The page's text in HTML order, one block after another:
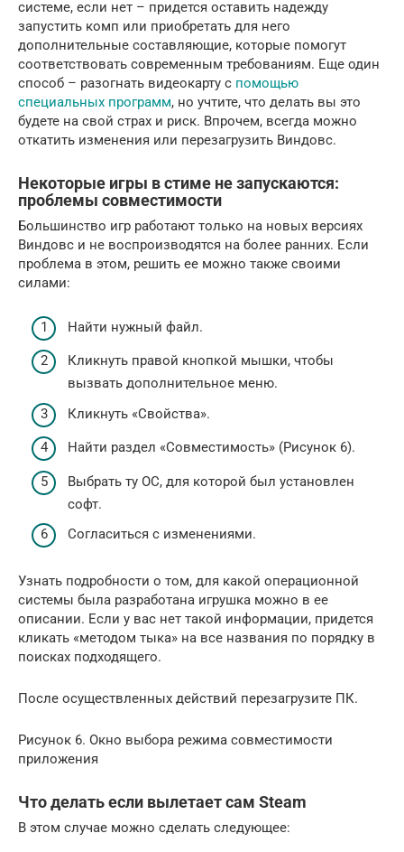
системе, если нет – придется оставить надежду
запустить комп или приобретать для него
дополнительные составляющие, которые помогут
соответствовать современным требованиям. Еще один
способ – разогнать видеокарту с помощью
специальных программ, но учтите, что делать вы это
будете на свой страх и риск. Впрочем, всегда можно
откатить изменения или перезагрузить Виндовс.
Некоторые игры в стиме не запускаются:
проблемы совместимости
Большинство игр работают только на новых версиях
Виндовс и не воспроизводятся на более ранних. Если
проблема в этом, решить ее можно также своими
силами:
Найти нужный файл.
Кликнуть правой кнопкой мышки, чтобы
вызвать дополнительное меню.
Кликнуть «Свойства».
Найти раздел «Совместимость» (Рисунок 6).
Выбрать ту ОС, для которой был установлен
софт.
Согласиться с изменениями.
Узнать подробности о том, для какой операционной
системы была разработана игрушка можно в ее
описании. Если у вас нет такой информации, придется
кликать «методом тыка» на все названия по порядку в
поисках подходящего.
После осуществленных действий перезагрузите ПК.
Рисунок 6. Окно выбора режима совместимости
приложения
Что делать если вылетает сам Steam
В этом случае можно сделать следующее: